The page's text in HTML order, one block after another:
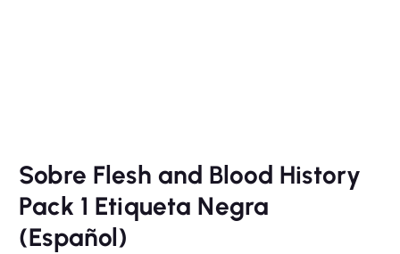
Sobre Flesh and Blood History
Pack 1 Etiqueta Negra
(Español)